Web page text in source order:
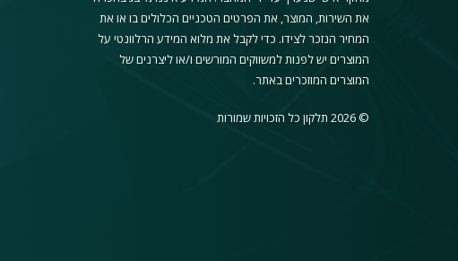
את השירות, המוצר, את הפרטים הטכניים הכלולים בו או את
המחיר הנזכר לצידו. כדי לקבל את מלוא המידע הרלוונטי על
המוצרים יש לפנות למשווקים המורשים ו/או ליצרנים של
המוצרים המוזכרים באתר.
© 2026 תלקון כל הזכויות שמורות